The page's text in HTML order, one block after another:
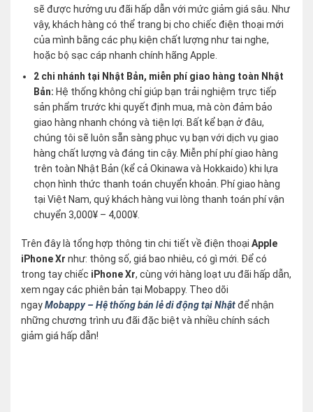
sẽ được hưởng ưu đãi hấp dẫn với mức giảm giá sâu. Như
vậy, khách hàng có thể trang bị cho chiếc điện thoại mới
của mình bằng các phụ kiện chất lượng như tai nghe,
hoặc bộ sạc cáp nhanh chính hãng Apple.
2 chi nhánh tại Nhật Bản, miễn phí giao hàng toàn Nhật
Bản: Hệ thống không chỉ giúp bạn trải nghiệm trực tiếp
sản phẩm trước khi quyết định mua, mà còn đảm bảo
giao hàng nhanh chóng và tiện lợi. Bất kể bạn ở đâu,
chúng tôi sẽ luôn sẵn sàng phục vụ bạn với dịch vụ giao
hàng chất lượng và đáng tin cậy. Miễn phí phí giao hàng
trên toàn Nhật Bản (kể cả Okinawa và Hokkaido) khi lựa
chọn hình thức thanh toán chuyển khoản. Phí giao hàng
tại Việt Nam, quý khách hàng vui lòng thanh toán phí vận
chuyển 3,000¥ – 4,000¥.
Trên đây là tổng hợp thông tin chi tiết về điện thoại Apple
iPhone Xr như: thông số, giá bao nhiêu, có gì mới. Để có
trong tay chiếc iPhone Xr, cùng với hàng loạt ưu đãi hấp dẫn,
xem ngay các phiên bản tại Mobappy. Theo dõi
ngayMobappy – Hệ thống bán lẻ di động tại Nhậtđể nhận
những chương trình ưu đãi đặc biệt và nhiều chính sách
giảm giá hấp dẫn!